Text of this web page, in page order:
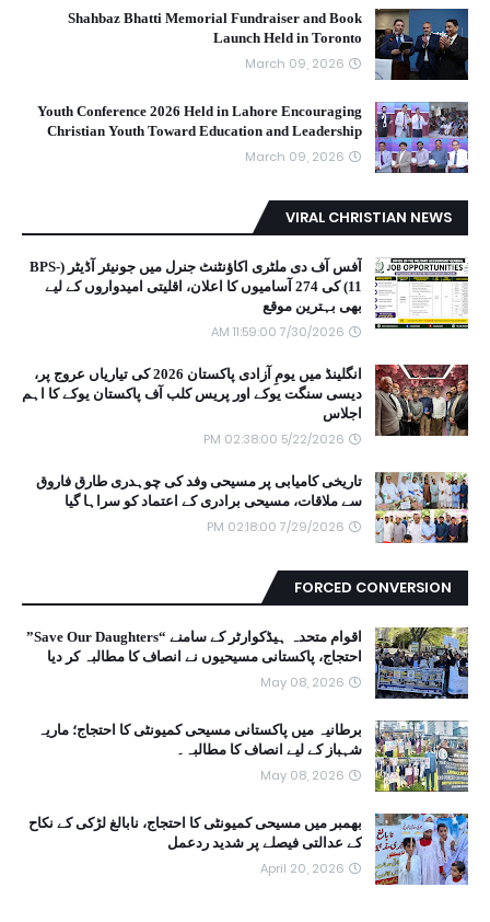
Shahbaz Bhatti Memorial Fundraiser and Book
Launch Held in Toronto
March 09, 2026
Youth Conference 2026 Held in Lahore Encouraging
Christian Youth Toward Education and Leadership
March 09, 2026
VIRAL CHRISTIAN NEWS
آفس آف دی ملٹری اکاؤنٹنٹ جنرل میں جونیئر آڈیٹر (BPS-
11) کی 274 آسامیوں کا اعلان، اقلیتی امیدواروں کے لیے
بھی بہترین موقع
7/30/2026 11:59:00 AM
انگلینڈ میں یومِ آزادی پاکستان 2026 کی تیاریاں عروج پر،
دیسی سنگت یوکے اور پریس کلب آف پاکستان یوکے کا اہم
اجلاس
5/22/2026 02:38:00 PM
تاریخی کامیابی پر مسیحی وفد کی چوہدری طارق فاروق
سے ملاقات، مسیحی برادری کے اعتماد کو سراہا گیا
7/29/2026 02:18:00 PM
FORCED CONVERSION
اقوام متحدہ ہیڈکوارٹر کے سامنے “Save Our Daughters”
احتجاج، پاکستانی مسیحیوں نے انصاف کا مطالبہ کر دیا
May 08, 2026
برطانیہ میں پاکستانی مسیحی کمیونٹی کا احتجاج؛ ماریہ
شہباز کے لیے انصاف کا مطالبہ۔
May 08, 2026
بھمبر میں مسیحی کمیونٹی کا احتجاج، نابالغ لڑکی کے نکاح
کے عدالتی فیصلے پر شدید ردعمل
April 20, 2026